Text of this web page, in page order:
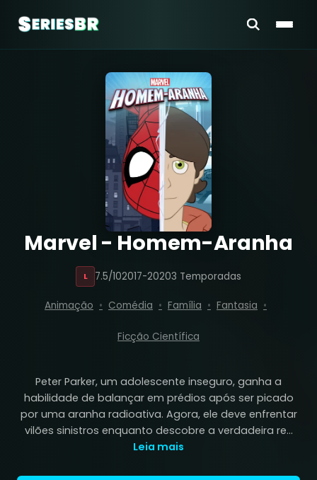
Marvel - Homem-Aranha
L 7.5/102017-20203 Temporadas
Animação Comédia Família Fantasia
Ficção Científica
Peter Parker, um adolescente inseguro, ganha a
habilidade de balançar em prédios após ser picado
por uma aranha radioativa. Agora, ele deve enfrentar
vilões sinistros enquanto descobre a verdadeira re...
Leia mais